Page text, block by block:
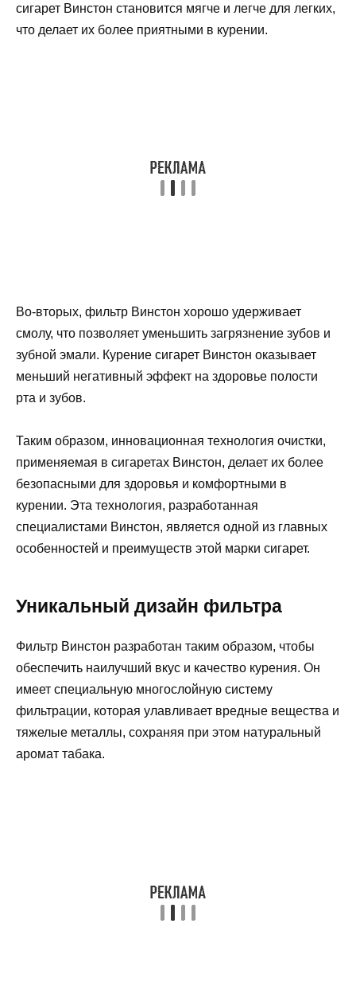
сигарет Винстон становится мягче и легче для легких,
что делает их более приятными в курении.
Во-вторых, фильтр Винстон хорошо удерживает
смолу, что позволяет уменьшить загрязнение зубов и
зубной эмали. Курение сигарет Винстон оказывает
меньший негативный эффект на здоровье полости
рта и зубов.
Таким образом, инновационная технология очистки,
применяемая в сигаретах Винстон, делает их более
безопасными для здоровья и комфортными в
курении. Эта технология, разработанная
специалистами Винстон, является одной из главных
особенностей и преимуществ этой марки сигарет.
Уникальный дизайн фильтра
Фильтр Винстон разработан таким образом, чтобы
обеспечить наилучший вкус и качество курения. Он
имеет специальную многослойную систему
фильтрации, которая улавливает вредные вещества и
тяжелые металлы, сохраняя при этом натуральный
аромат табака.